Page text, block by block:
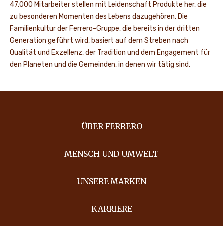
47.000 Mitarbeiter stellen mit Leidenschaft Produkte her, die
zu besonderen Momenten des Lebens dazugehören. Die
Familienkultur der Ferrero-Gruppe, die bereits in der dritten
Generation geführt wird, basiert auf dem Streben nach
Qualität und Exzellenz, der Tradition und dem Engagement für
den Planeten und die Gemeinden, in denen wir tätig sind.
ÜBER FERRERO
MENSCH UND UMWELT
UNSERE MARKEN
KARRIERE